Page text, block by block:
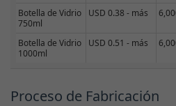
Botella de Vidrio
750ml
USD 0.38 - más
Botella de Vidrio
1000ml
USD 0.51 - más
Proceso de Fabricación